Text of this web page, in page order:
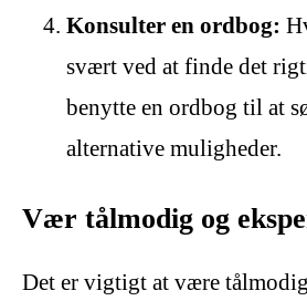
Konsulter en ordbog:
svært ved at finde det
benytte en ordbog til at
alternative muligheder.
Vær tålmodig og
Det er vigtigt at være